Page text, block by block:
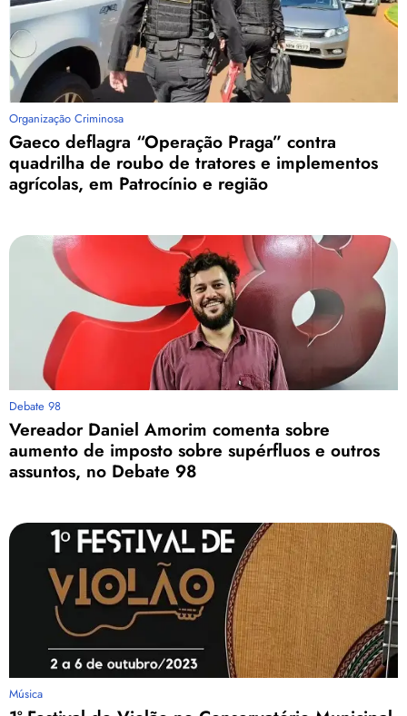
Organização Criminosa
Gaeco deflagra “Operação Praga” contra
quadrilha de roubo de tratores e implementos
agrícolas, em Patrocínio e região
Debate 98
Vereador Daniel Amorim comenta sobre
aumento de imposto sobre supérfluos e outros
assuntos, no Debate 98
Música